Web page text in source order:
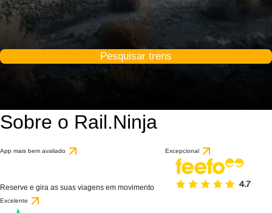
Pesquisar trens
Sobre o Rail.Ninja
App mais bem avaliado
Reserve e gira as suas viagens em movimento
Excepcional
Excelente